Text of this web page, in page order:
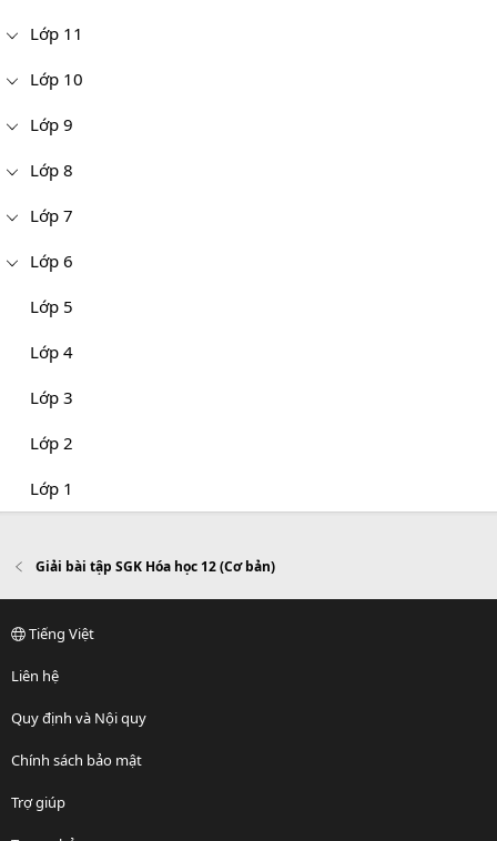
Lớp 11
Lớp 10
Lớp 9
Lớp 8
Lớp 7
Lớp 6
Lớp 5
Lớp 4
Lớp 3
Lớp 2
Lớp 1
Giải bài tập SGK Hóa học 12 (Cơ bản)
Tiếng Việt
Liên hệ
Quy định và Nội quy
Chính sách bảo mật
Trợ giúp